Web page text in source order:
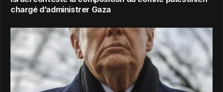
chargé d’administrer Gaza